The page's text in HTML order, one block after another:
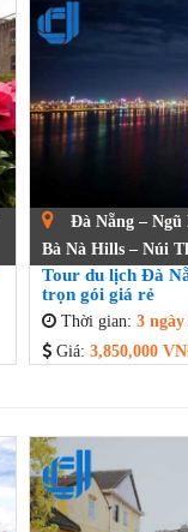
Đà Nẵng – Ngũ
Bà Nà Hills – Núi
Tour du lịch Đà
trọn gói giá rẻ
Thời gian: 3 ngày
Giá: 3,850,000